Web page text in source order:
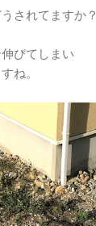
されてますか？
びてしまい
ね。